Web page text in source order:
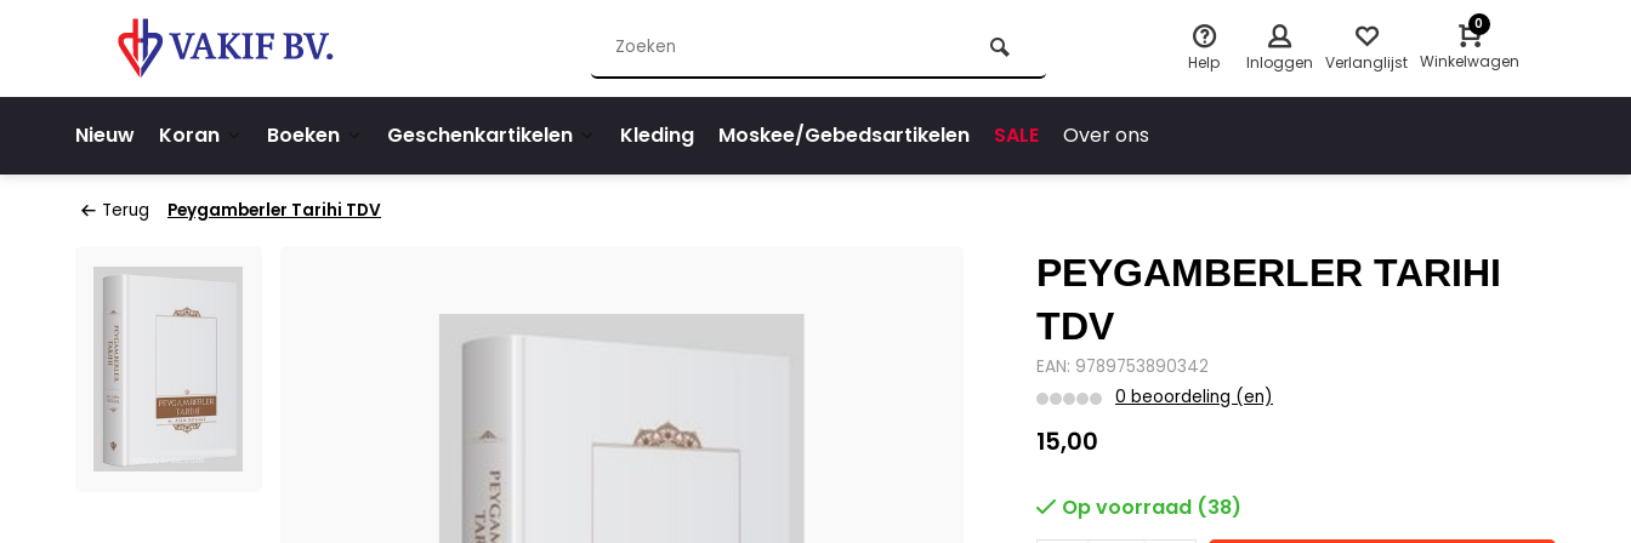
Help Inloggen Verlanglijst
0
Winkelwagen
Nieuw Koran Boeken Geschenkartikelen Kleding Moskee/Gebedsartikelen SALE Over ons
Terug Peygamberler Tarihi TDV
PEYGAMBERLER TARIHI
TDV
EAN: 9789753890342
0 beoordeling (en)
15,00
Op voorraad (38)